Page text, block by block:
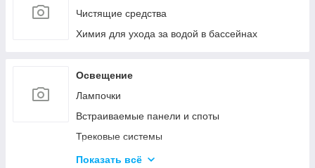
Проточные водонагреватели
Чистящие средства
Химия для ухода за водой в бассейнах
Освещение
Лампочки
Встраиваемые панели и споты
Трековые системы
Светодиодные линейные светильники
Показать всё